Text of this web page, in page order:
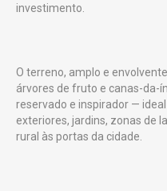
investimento.
O terreno, amplo e
árvores de fruto e canas-da-
reservado e inspirador —
exteriores, jardins, zonas de
rural às portas da cidade.